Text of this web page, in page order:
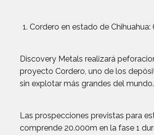
Cordero en estado de
Discovery Metals realizará
proyecto Cordero, uno de los
sin explotar más grandes del mundo.
Las prospecciones previstas para
comprende 20.000m en la fase 1